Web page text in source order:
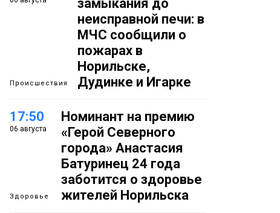
Происшествия
замыкания до
неисправной печи: в
МЧС сообщили о
пожарах в
Норильске,
Дудинке и Игарке
17:50
06 августа
Здоровье
Номинант на премию
«Герой Северного
города» Анастасия
Батуринец 24 года
заботится о здоровье
жителей Норильска